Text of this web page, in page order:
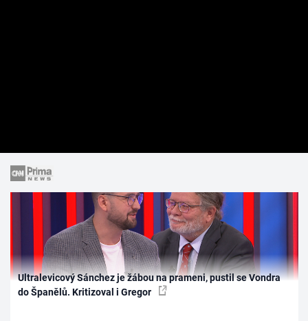
Ultralevicový Sánchez je žábou na prameni, pustil se Vondra
do Španělů. Kritizoval i Gregor